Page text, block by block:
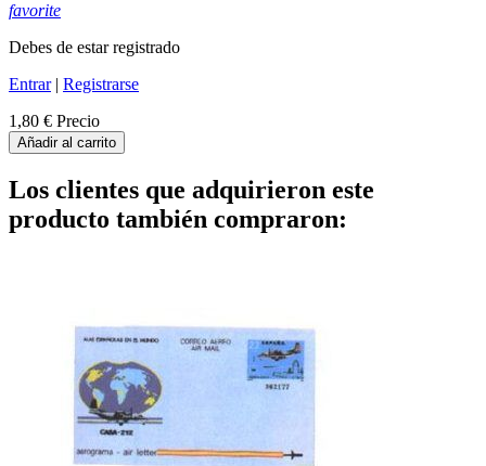
favorite
Debes de estar registrado
Entrar| Registrarse
1,80 € Precio
Añadir al carrito
Los clientes que adquirieron este
producto también compraron: